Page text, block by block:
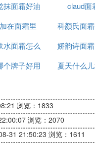
积雪草寡肽修护系列
样
抹面霜好油 claud面
在面霜里
科颜氏面
水面霜怎么
法
娇韵诗面
个牌子好用 夏天什么
浏览：1833
浏览：2070
31 21:50:23 浏览：1611